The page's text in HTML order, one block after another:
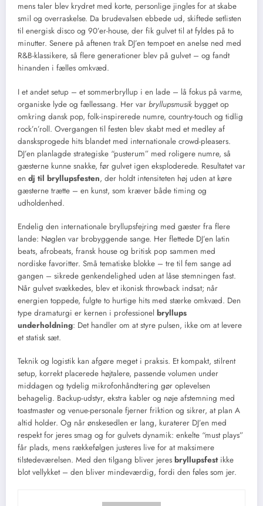
mens taler blev krydret med korte, personlige jingles for at skabe
smil og overraskelse. Da brudevalsen ebbede ud, skiftede setlisten
til energisk disco og 90’er-house, der fik gulvet til at fyldes på to
minutter. Senere på aftenen trak DJ’en tempoet en anelse ned med
R&B-klassikere, så flere generationer blev på gulvet – og fandt
hinanden i fælles omkvæd.
I et andet setup – et sommerbryllup i en lade – lå fokus på varme,
organiske lyde og fællessang. Her var bryllupsmusik bygget op
omkring dansk pop, folk-inspirerede numre, country-touch og tidlig
rock’n’roll. Overgangen til festen blev skabt med et medley af
dansksprogede hits blandet med internationale crowd-pleasers.
DJ’en planlagde strategiske “pusterum” med roligere numre, så
gæsterne kunne snakke, før gulvet igen eksploderede. Resultatet var
en dj til bryllupsfesten, der holdt intensiteten høj uden at køre
gæsterne trætte – en kunst, som kræver både timing og
udholdenhed.
Endelig den internationale bryllupsfejring med gæster fra flere
lande: Nøglen var brobyggende sange. Her flettede DJ’en latin
beats, afrobeats, fransk house og britisk pop sammen med
nordiske favoritter. Små tematiske blokke – tre til fem sange ad
gangen – sikrede genkendelighed uden at låse stemningen fast.
Når gulvet svækkedes, blev et ikonisk throwback indsat; når
energien toppede, fulgte to hurtige hits med stærke omkvæd. Den
type dramaturgi er kernen i professionel bryllups
underholdning: Det handler om at styre pulsen, ikke om at levere
et statisk sæt.
Teknik og logistik kan afgøre meget i praksis. Et kompakt, stilrent
setup, korrekt placerede højtalere, passende volumen under
middagen og tydelig mikrofonhåndtering gør oplevelsen
behagelig. Backup-udstyr, ekstra kabler og nøje afstemning med
toastmaster og venue-personale fjerner friktion og sikrer, at plan A
altid holder. Og når ønskesedlen er lang, kuraterer DJ’en med
respekt for jeres smag og for gulvets dynamik: enkelte “must plays”
får plads, mens rækkefølgen justeres live for at maksimere
tilstedeværelsen. Med den tilgang bliver jeres bryllupsfestikke
blot vellykket – den bliver mindeværdig, fordi den føles som jer.